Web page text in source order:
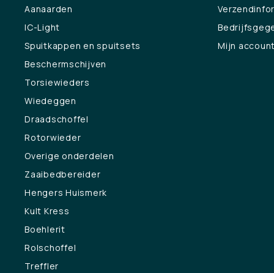
Aanaarden
IC-Light
Spuitkappen en spuitsets
Beschermschijven
Torsiewieders
Wiedeggen
Draadschoffel
Rotorwieder
Overige onderdelen
Zaaibedbereider
Hengers Huismerk
Kult Kress
Boehlerit
Rolschoffel
Treffler
Mijn account